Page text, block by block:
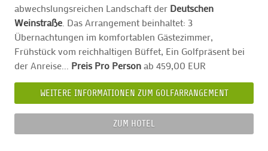
abwechslungsreichen Landschaft der Deutschen
Weinstraße . Das Arrangement beinhaltet: 3
Übernachtungen im komfortablen Gästezimmer,
Frühstück vom reichhaltigen Büffet, Ein Golfpräsent bei
der Anreise... Preis Pro Personab 459,00 EUR
WEITERE INFORMATIONEN ZUM GOLFARRANGEMENT
ZUM HOTEL